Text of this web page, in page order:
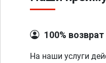
100%
На наши услуги